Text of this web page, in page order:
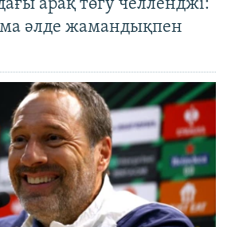
арақ төгу челленджі:
әлде жамандықпен